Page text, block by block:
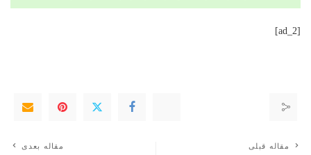
[ad_2]
مقاله قبلی مقاله بعدی